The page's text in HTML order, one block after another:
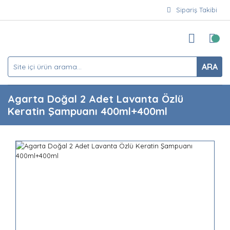
Sipariş Takibi
ARA
Agarta Doğal 2 Adet Lavanta Özlü
Keratin Şampuanı 400ml+400ml